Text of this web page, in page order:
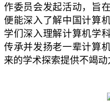
作委员会发起活动，旨
便能深入了解中国计算
学们深入理解计算机学
传承并发扬老一辈计算
来的学术探索提供不竭动